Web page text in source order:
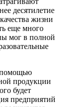
десятилетие
жизни
еще много
мог в полной
помощью
продукции
будет
предприятий